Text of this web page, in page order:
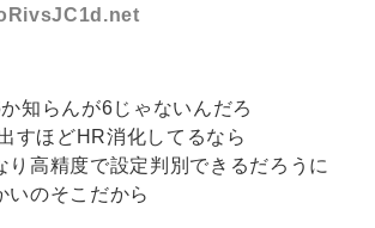
知らんが6じゃないんだろ
すほどHR消化してるなら
り高精度で設定判別できるだろうに
いのそこだから